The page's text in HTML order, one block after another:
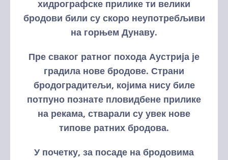
хидрографске прилике ти велики
бродови били су скоро неупотребљиви
на горњем Дунаву.
Пре сваког ратног похода Аустрија је
градила нове бродове. Страни
бродоградитељи, којима нису биле
потпуно познате пловидбене прилике
на рекама, стварали су увек нове
типове ратних бродова.
У почетку, за посаде на бродовима